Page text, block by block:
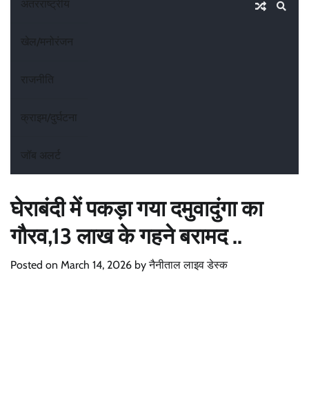
अंतरराष्ट्रीय
खेल/मनोरंजन
राजनीति
क्राइम/दुर्घटना
जॉब अलर्ट
घेराबंदी में पकड़ा गया दमुवादुंगा का
गौरव,13 लाख के गहने बरामद ..
Posted on March 14, 2026 byनैनीताल लाइव डेस्क